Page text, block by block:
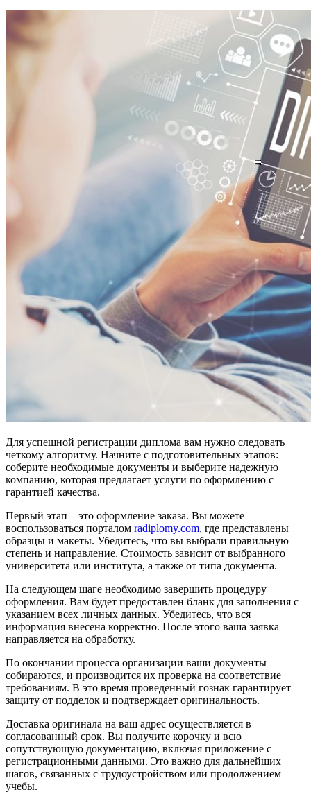
Для успешной регистрации диплома вам нужно следовать
четкому алгоритму. Начните с подготовительных этапов:
соберите необходимые документы и выберите надежную
компанию, которая предлагает услуги по оформлению с
гарантией качества.
Первый этап – это оформление заказа. Вы можете
воспользоваться порталом radiplomy.com, где представлены
образцы и макеты. Убедитесь, что вы выбрали правильную
степень и направление. Стоимость зависит от выбранного
университета или института, а также от типа документа.
На следующем шаге необходимо завершить процедуру
оформления. Вам будет предоставлен бланк для заполнения с
указанием всех личных данных. Убедитесь, что вся
информация внесена корректно. После этого ваша заявка
направляется на обработку.
По окончании процесса организации ваши документы
собираются, и производится их проверка на соответствие
требованиям. В это время проведенный гознак гарантирует
защиту от подделок и подтверждает оригинальность.
Доставка оригинала на ваш адрес осуществляется в
согласованный срок. Вы получите корочку и всю
сопутствующую документацию, включая приложение с
регистрационными данными. Это важно для дальнейших
шагов, связанных с трудоустройством или продолжением
учебы.